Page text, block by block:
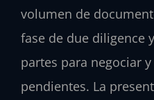
volumen de
fase de due diligence
partes para negociar
pendientes. La